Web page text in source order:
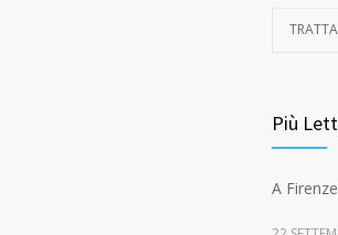
Più
A